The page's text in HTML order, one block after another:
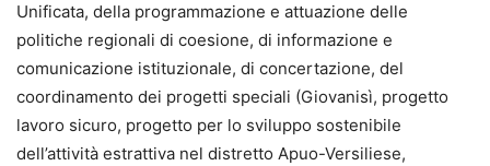
Unificata, della programmazione e attuazione delle
politiche regionali di coesione, di informazione e
comunicazione istituzionale, di concertazione, del
coordinamento dei progetti speciali (Giovanisì, progetto
lavoro sicuro, progetto per lo sviluppo sostenibile
dell’attività estrattiva nel distretto Apuo-Versiliese,